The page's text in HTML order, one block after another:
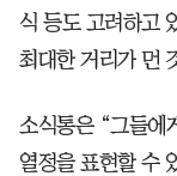
식 등도 고려하고
최대한 거리가 먼
소식통은 “그들에
열정을 표현할 수